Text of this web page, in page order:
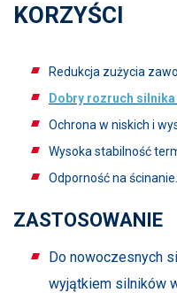
KORZYŚCI
Redukcja zużycia
Dobry rozruch
Ochrona w niskich i
Wysoka stabilność
Odporność na ścinanie.
ZASTOSOWANIE
Do nowoczesnych
wyjątkiem silników